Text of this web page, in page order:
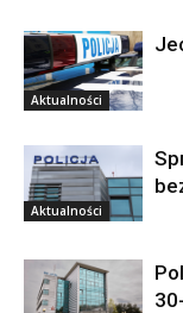
Aktualności
Aktualności